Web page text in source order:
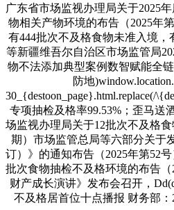
广东省市场监视办理局关于2025
物相关产物环境的布告（2025年
有444批次不及格食物未准入境
等新疆维吾尔自治区市场监管局
物不法添加典型案例数智赋能全
防地
30_{destoon_page}.html.replace(/
专项抽检及格率99.53%；歪马送
场监视办理局关于12批次不及格
期）市场监管总局等六部分关于
订）》的通知布告（2025年第52
批次食物抽检不及格环境的布告
财产成长演讲》发布会召开，
不及格居首位十点播报 财务部：